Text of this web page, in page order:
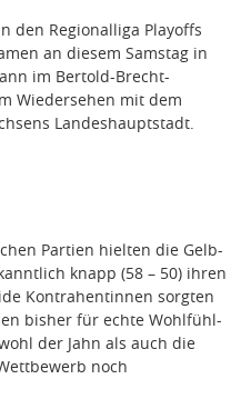
den Regionalliga Playoffs
an diesem Samstag in
im Bertold-Brecht-
Wiedersehen mit dem
Landeshauptstadt.
Partien hielten die Gelb-
knapp (58 – 50) ihren
Kontrahentinnen sorgten
bisher für echte Wohlfühl-
der Jahn als auch die
noch